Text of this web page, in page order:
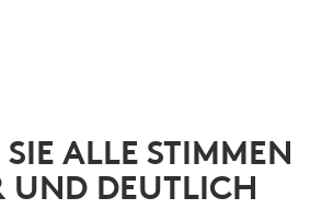
ALLE STIMMEN
UND DEUTLICH